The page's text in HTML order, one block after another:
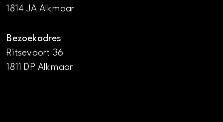
1814 JA Alkmaar
Bezoekadres
Ritsevoort 36
1811 DP Alkmaar